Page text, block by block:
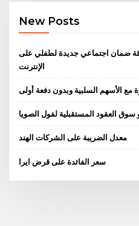
New Posts
ضمان اجتماعي جديدة لطفلي على
الإنترنت
الأسهم السلبية وبدون دفعة أولى
سوق العقود المستقبلية لفول الصويا
معدل الضريبة على الشركات الهند
سعر الفائدة على قرض ايرا